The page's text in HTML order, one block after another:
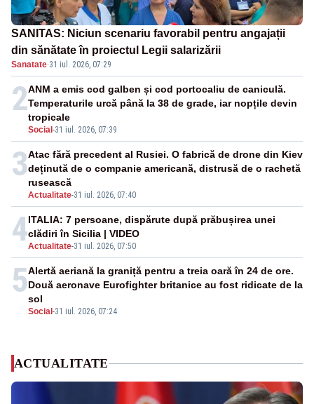
SANITAS: Niciun scenariu favorabil pentru angajații
din sănătate în proiectul Legii salarizării
Sanatate·31 iul. 2026, 07:29
2
Social -31 iul. 2026, 07:39
ANM a emis cod galben și cod portocaliu de caniculă.
Temperaturile urcă până la 38 de grade, iar nopțile devin
tropicale
3
Actualitate-31 iul. 2026, 07:40
Atac fără precedent al Rusiei. O fabrică de drone din Kiev
deținută de o companie americană, distrusă de o rachetă
rusească
4Actualitate-31 iul. 2026, 07:50
ITALIA: 7 persoane, dispărute după prăbușirea unei
clădiri în Sicilia | VIDEO
5
Social -31 iul. 2026, 07:24
Alertă aeriană la graniță pentru a treia oară în 24 de ore.
Două aeronave Eurofighter britanice au fost ridicate de la
sol
ACTUALITATE